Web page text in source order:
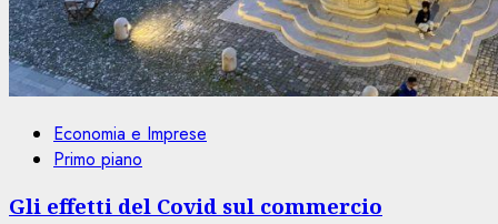
Economia e Imprese
Primo piano
Gli effetti del Covid sul commercio